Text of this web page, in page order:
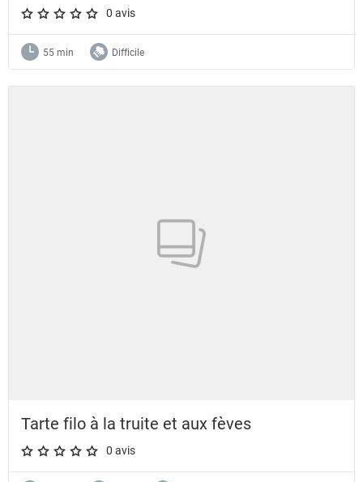
A star rating of 0 out of 5.
0 avis
55 min Difficile
Tarte filo à la truite et aux fèves
A star rating of 0 out of 5.
0 avis